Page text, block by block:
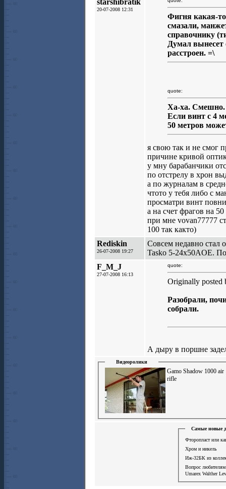
starshibratik
20-07-2008 12:31
Фигня какая-
смазали,
справочнику
Думал вынесет
расстроен. =\
quote:
Ха-ха. Смешно.
Если винт с 4
50 метров
я свою так и не смог
причине кривой
у мну барабанчики
по отстрелу в хрон
а по журналам в
чтото у тебя либо с
просматри винт
а на счет фрагов на
при мне vovan77777
100 так както)
Rediskin
26-07-2008 19:27
Совсем недавно стал
Tasko 5-24x50AOE.
F_M_J
27-07-2008 16:13
quote:
Originally posted
Разобрали,
собрали.
А дыру в поршне
Видеоролики
Gamo Shadow 1000 air
rifle
Самые новые
Фторопласт или
Хром и никель
Иж-32БК из
Вопрос
Umarex Walther